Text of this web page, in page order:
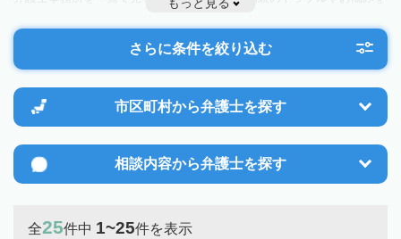
抱えている方は一度近隣の弁護士に相談してみましょう。
さらに条件を絞り込む
市区町村から弁護士を探す
相談内容から弁護士を探す
全25件中 1~25件を表示